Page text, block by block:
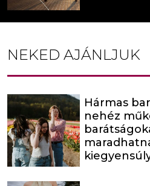
NEKED AJÁNLJUK
Hármas
nehéz